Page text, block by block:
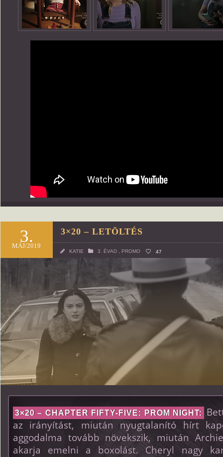
3.
MÁJ/2019
3×20 – LETÖLTÉS
KATIE 3. ÉVAD PROMO 47
3×20 – CHAPTER FIFTY-FIVE: PROM NIGHT:
az irányítást, miután nyugtalanító hírt
aggodalma tovább növekszik, miután
akarja emelni a boxolást. Cheryl nagy